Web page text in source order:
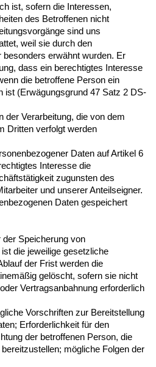
ist, sofern die Interessen,
des Betroffenen nicht
sind uns
weil sie durch den
erwähnt wurden. Er
dass ein berechtigtes Interesse
die betroffene Person ein
ist (Erwägungsgrund 47 Satz 2 DS-
der Verarbeitung, die von dem
Dritten verfolgt werden
Daten auf Artikel 6
Interesse die
zugunsten des
und unserer Anteilseigner.
Daten gespeichert
Speicherung von
die jeweilige gesetzliche
der Frist werden die
gelöscht, sofern sie nicht
Vertragsanbahnung erforderlich
Vorschriften zur Bereitstellung
Erforderlichkeit für den
der betroffenen Person, die
mögliche Folgen der